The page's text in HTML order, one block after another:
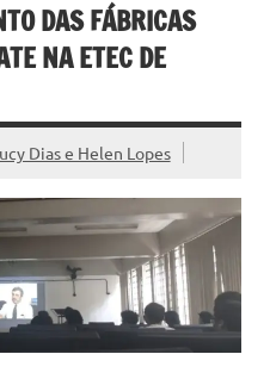
DAS FÁBRICAS
NA ETEC DE
Dias e Helen Lopes